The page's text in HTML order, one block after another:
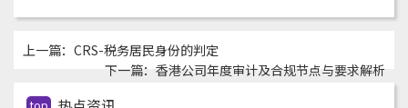
上一篇： CRS-税务居民身份的判定
下一篇： 香港公司年度审计及合规节点与要求解析
top